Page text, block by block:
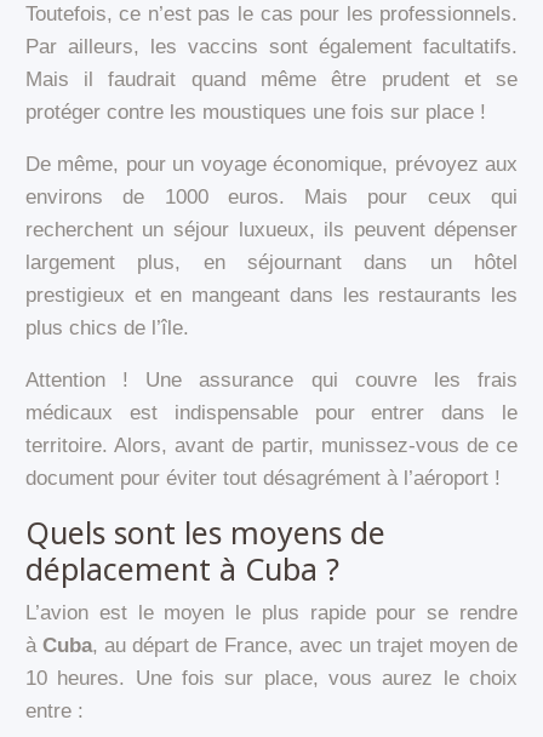
Toutefois, ce n’est pas le cas pour les professionnels.
Par ailleurs, les vaccins sont également facultatifs.
Mais il faudrait quand même être prudent et se
protéger contre les moustiques une fois sur place !
De même, pour un voyage économique, prévoyez aux
environs de 1000 euros. Mais pour ceux qui
recherchent un séjour luxueux, ils peuvent dépenser
largement plus, en séjournant dans un hôtel
prestigieux et en mangeant dans les restaurants les
plus chics de l’île.
Attention ! Une assurance qui couvre les frais
médicaux est indispensable pour entrer dans le
territoire. Alors, avant de partir, munissez-vous de ce
document pour éviter tout désagrément à l’aéroport !
Quels sont les moyens de
déplacement à Cuba ?
L’avion est le moyen le plus rapide pour se rendre
àCuba, au départ de France, avec un trajet moyen de
10 heures. Une fois sur place, vous aurez le choix
entre :